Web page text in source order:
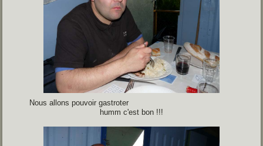
Nous allons pouvoir gastroter
humm c'est bon !!!